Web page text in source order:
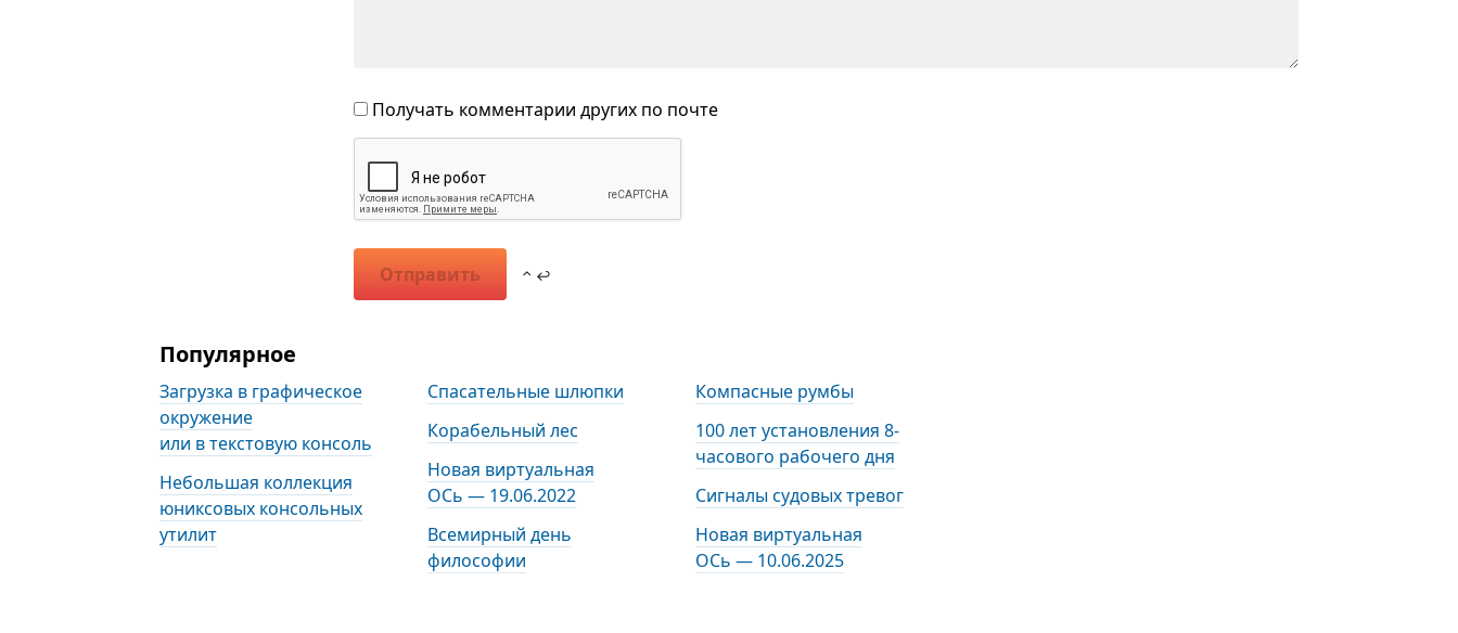
Получать комментарии других по почте
Отправить ⌃ ↩
Популярное
Загрузка в графическое
окружение
или в текстовую консоль
Небольшая коллекция
юниксовых консольных
утилит
Спасательные шлюпки
Корабельный лес
Новая виртуальная
ОСь — 19.06.2022
Всемирный день
философии
Компасные румбы
100 лет установления 8-
часового рабочего дня
Сигналы судовых тревог
Новая виртуальная
ОСь — 10.06.2025